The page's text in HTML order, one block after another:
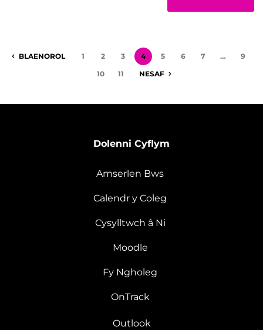
BLAENOROL 1 2 3 4 5 6 7 …
9
10
11 NESAF
Dolenni Cyflym
Amserlen Bws
Calendr y Coleg
Cysylltwch â Ni
Moodle
Fy Ngholeg
OnTrack
Outlook